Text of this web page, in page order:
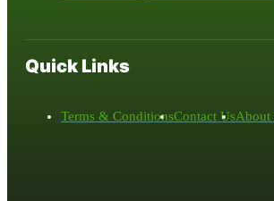
Quick Links
Terms & ConditionsContact UsAbout